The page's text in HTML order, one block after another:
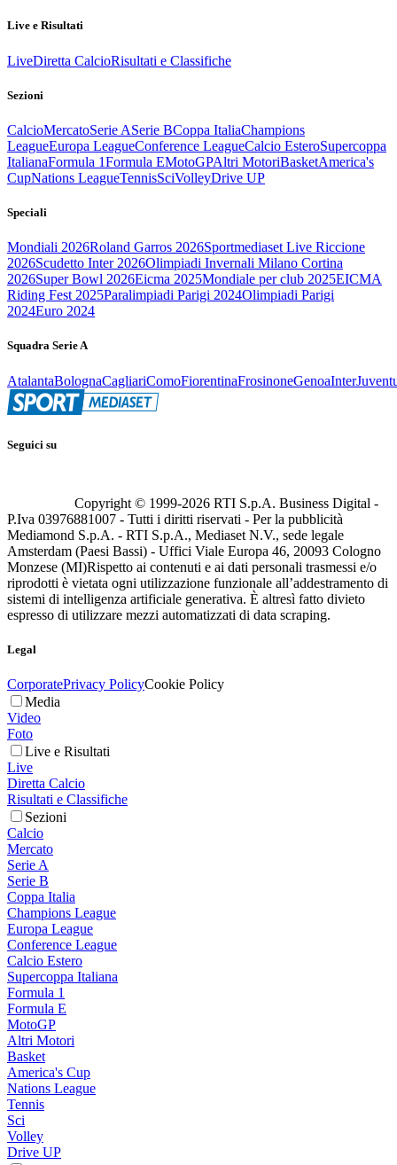
Live e Risultati
LiveDiretta CalcioRisultati e Classifiche
Sezioni
CalcioMercatoSerie ASerie BCoppa ItaliaChampions
LeagueEuropa LeagueConference LeagueCalcio EsteroSupercoppa
ItalianaFormula 1Formula EMotoGPAltri MotoriBasketAmerica's
CupNations LeagueTennisSciVolleyDrive UP
Speciali
Mondiali 2026Roland Garros 2026Sportmediaset Live Riccione
2026Scudetto Inter 2026Olimpiadi Invernali Milano Cortina
2026Super Bowl 2026Eicma 2025Mondiale per club 2025EICMA
Riding Fest 2025Paralimpiadi Parigi 2024Olimpiadi Parigi
2024Euro 2024
Squadra Serie A
AtalantaBolognaCagliariComoFiorentinaFrosinoneGenoaInter
Seguici su
Copyright © 1999-2026 RTI S.p.A. Business Digital -
P.Iva 03976881007 - Tutti i diritti riservati - Per la pubblicità
Mediamond S.p.A. - RTI S.p.A., Mediaset N.V., sede legale
Amsterdam (Paesi Bassi) - Uffici Viale Europa 46, 20093 Cologno
Monzese (MI)Rispetto ai contenuti e ai dati personali trasmessi e/o
riprodotti è vietata ogni utilizzazione funzionale all’addestramento di
sistemi di intelligenza artificiale generativa. È altresì fatto divieto
espresso di utilizzare mezzi automatizzati di data scraping.
Legal
CorporatePrivacy PolicyCookie Policy
Media
Video
Foto
Live e Risultati
Live
Diretta Calcio
Risultati e Classifiche
Sezioni
Calcio
Mercato
Serie A
Serie B
Coppa Italia
Champions League
Europa League
Conference League
Calcio Estero
Supercoppa Italiana
Formula 1
Formula E
MotoGP
Altri Motori
Basket
America's Cup
Nations League
Tennis
Sci
Volley
Drive UP